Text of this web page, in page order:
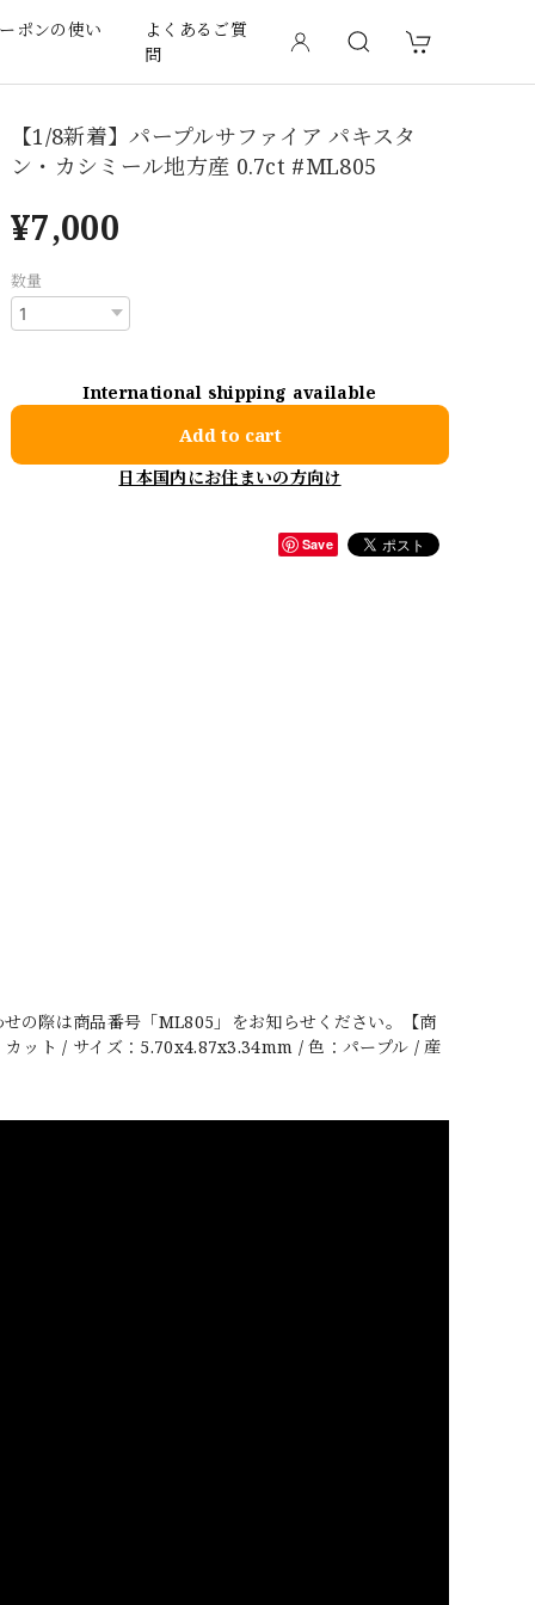
ポンの使い
よくあるご質
問
【1/8新着】パープルサファイア パキスタ
ン・カシミール地方産 0.7ct #ML805
¥7,000
数量
International shipping available
Add to cart
日本国内にお住まいの方向け
Save
の際は商品番号「ML805」をお知らせください。【商
ット / サイズ：5.70x4.87x3.34mm / 色：パープル / 産